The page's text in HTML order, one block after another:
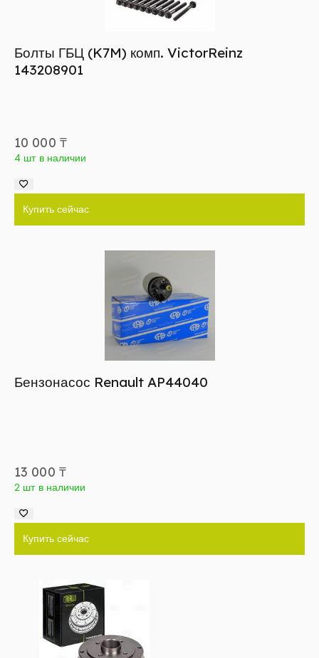
Болты ГБЦ (K7M) комп. VictorReinz
143208901
10 000 ₸
4 шт в наличии
Купить сейчас
Бензонасос Renault AP44040
13 000 ₸
2 шт в наличии
Купить сейчас